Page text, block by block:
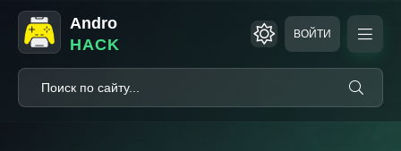
Andro
HACK
ВОЙТИ